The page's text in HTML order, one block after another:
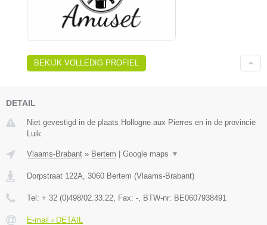
BEKIJK VOLLEDIG PROFIEL
DETAIL
Niet gevestigd in de plaats Hollogne aux Pierres en in de provincie
Luik.
Vlaams-Brabant » Bertem Google maps ▼
Dorpstraat 122A 3060 Bertem (Vlaams-Brabant)
Tel: + 32 (0)498/02.33.22 , Fax: - , BTW-nr: BE0607938491
E-mail › DETAIL